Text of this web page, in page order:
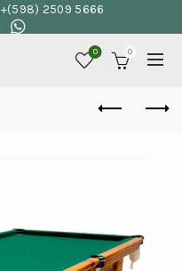
+(598) 2509 5666
0 0